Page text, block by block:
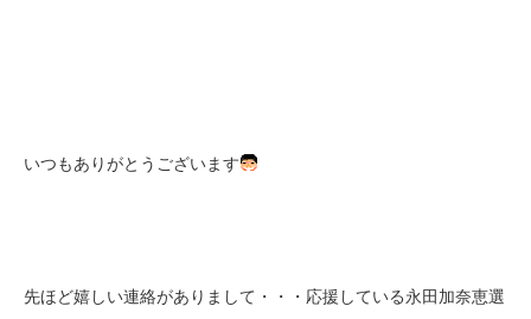
いつもありがとうございます
先ほど嬉しい連絡がありまして・・・応援している永田加奈恵選